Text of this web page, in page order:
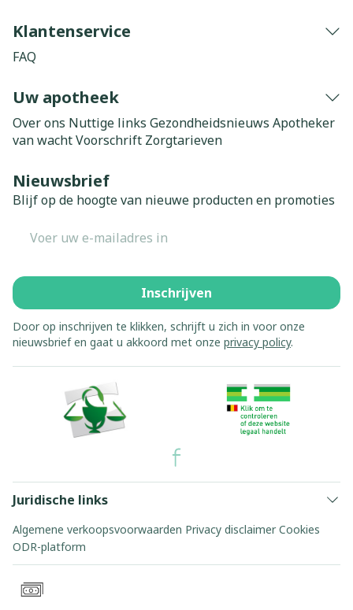
Klantenservice
FAQ
Uw apotheek
Over ons Nuttige links Gezondheidsnieuws Apotheker
van wachtVoorschrift Zorgtarieven
Nieuwsbrief
Blijf op de hoogte van nieuwe producten en promoties
Inschrijven
Door op inschrijven te klikken, schrijft u zich in voor onze
nieuwsbrief en gaat u akkoord met onze privacy policy.
Juridische links
Algemene verkoopsvoorwaarden Privacy disclaimer Cookies
ODR-platform